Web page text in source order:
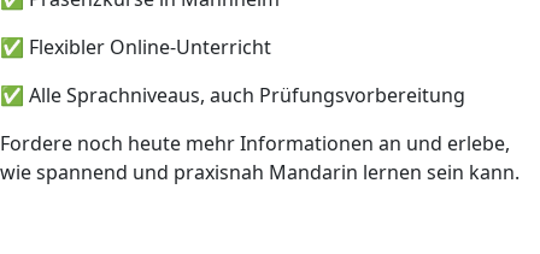
✅ Flexibler Online-Unterricht
✅ Alle Sprachniveaus, auch Prüfungsvorbereitung
Fordere noch heute mehr Informationen an und erlebe,
wie spannend und praxisnah Mandarin lernen sein kann.